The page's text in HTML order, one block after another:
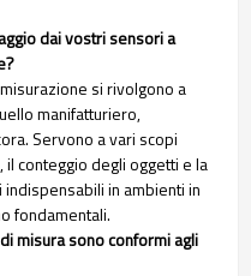
dai vostri sensori a
si rivolgono a
manifatturiero,
Servono a vari scopi
conteggio degli oggetti e la
in ambienti in
fondamentali.
misura sono conformi agli